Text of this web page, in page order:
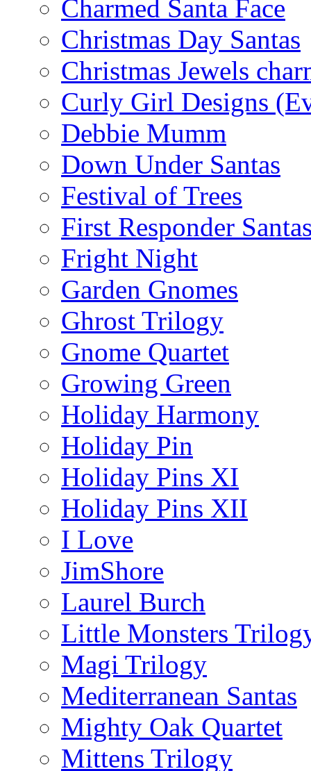
Charmed Santa Face
Christmas Day Santas
Christmas Jewels
Curly Girl Designs
Debbie Mumm
Down Under Santas
Festival of Trees
First Responder
Fright Night
Garden Gnomes
Ghrost Trilogy
Gnome Quartet
Growing Green
Holiday Harmony
Holiday Pin
Holiday Pins XI
Holiday Pins XII
I Love
JimShore
Laurel Burch
Little Monsters
Magi Trilogy
Mediterranean Santas
Mighty Oak Quartet
Mittens Trilogy